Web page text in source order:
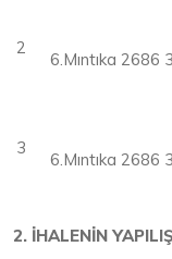
2
6.Mıntıka 2686
3
6.Mıntıka 2686
2. İHALENİN